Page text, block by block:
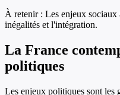
À retenir : Les enjeux sociaux
inégalités et l'intégration.
La France
politiques
Les enjeux politiques sont les